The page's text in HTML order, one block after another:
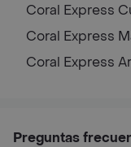
Coral Express
Coral Express
Coral Express
Preguntas